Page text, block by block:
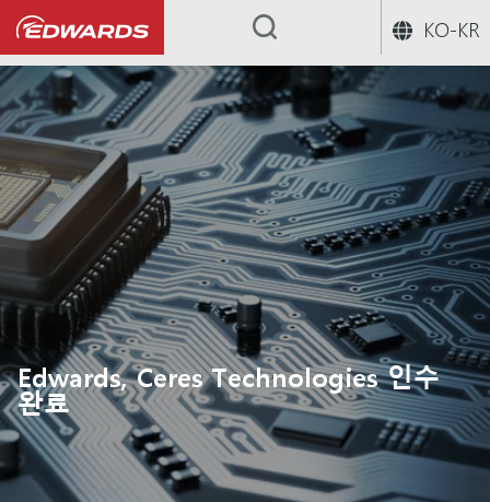
KO-KR
...
Edwards, Ceres Technologies 인수
완료